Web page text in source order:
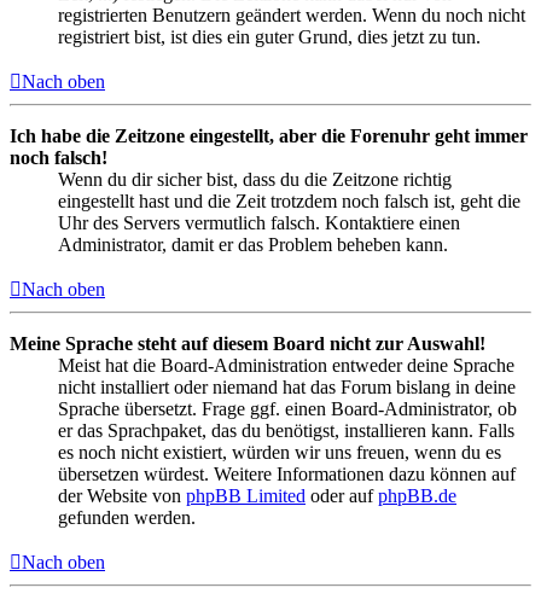
registrierten Benutzern geändert werden. Wenn du noch nicht
registriert bist, ist dies ein guter Grund, dies jetzt zu tun.
Nach oben
Ich habe die Zeitzone eingestellt, aber die Forenuhr geht immer
noch falsch!
Wenn du dir sicher bist, dass du die Zeitzone richtig
eingestellt hast und die Zeit trotzdem noch falsch ist, geht die
Uhr des Servers vermutlich falsch. Kontaktiere einen
Administrator, damit er das Problem beheben kann.
Nach oben
Meine Sprache steht auf diesem Board nicht zur Auswahl!
Meist hat die Board-Administration entweder deine Sprache
nicht installiert oder niemand hat das Forum bislang in deine
Sprache übersetzt. Frage ggf. einen Board-Administrator, ob
er das Sprachpaket, das du benötigst, installieren kann. Falls
es noch nicht existiert, würden wir uns freuen, wenn du es
übersetzen würdest. Weitere Informationen dazu können auf
der Website von phpBB Limited oder aufphpBB.de
gefunden werden.
Nach oben